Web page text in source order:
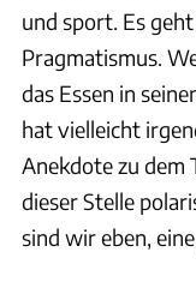
und sport. Es
Pragmatismus.
das Essen in
hat vielleicht
Anekdote zu dem
dieser Stelle
sind wir eben,